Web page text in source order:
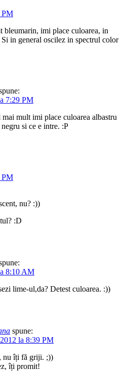
PM
bleumarin, imi place culoarea, in
in general oscilez in spectrul color
7:29 PM
mult imi place culoarea albastru
si ce e intre. :P
PM
nu? :))
:D
8:10 AM
lime-ul,da? Detest culoarea. :))
spune:
la 8:39 PM
nu îți fă griji. ;))
îți promit!